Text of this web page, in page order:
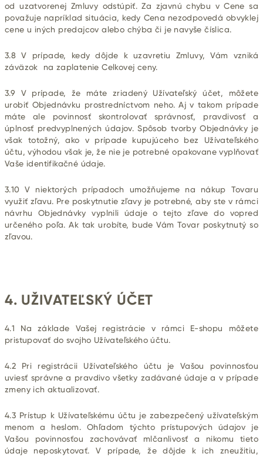
od uzatvorenej Zmluvy odstúpiť. Za zjavnú chybu v Cene sa
považuje napríklad situácia, kedy Cena nezodpovedá obvyklej
cene u iných predajcov alebo chýba či je navyše číslica.
3.8 V prípade, kedy dôjde k uzavretiu Zmluvy, Vám vzniká
záväzok na zaplatenie Celkovej ceny.
3.9 V prípade, že máte zriadený Užívateľský účet, môžete
urobiť Objednávku prostredníctvom neho. Aj v takom prípade
máte ale povinnosť skontrolovať správnosť, pravdivosť a
úplnosť predvyplnených údajov. Spôsob tvorby Objednávky je
však totožný, ako v prípade kupujúceho bez Užívateľského
účtu, výhodou však je, že nie je potrebné opakovane vyplňovať
Vaše identifikačné údaje.
3.10 V niektorých prípadoch umožňujeme na nákup Tovaru
využiť zľavu. Pre poskytnutie zľavy je potrebné, aby ste v rámci
návrhu Objednávky vyplnili údaje o tejto zľave do vopred
určeného poľa. Ak tak urobíte, bude Vám Tovar poskytnutý so
zľavou.
4. UŽIVATEĽSKÝ ÚČET
4.1 Na základe Vašej registrácie v rámci E-shopu môžete
pristupovať do svojho Užívateľského účtu.
4.2 Pri registrácii Užívateľského účtu je Vašou povinnosťou
uviesť správne a pravdivo všetky zadávané údaje a v prípade
zmeny ich aktualizovať.
4.3 Prístup k Užívateľskému účtu je zabezpečený užívateľským
menom a heslom. Ohľadom týchto prístupových údajov je
Vašou povinnosťou zachovávať mlčanlivosť a nikomu tieto
údaje neposkytovať. V prípade, že dôjde k ich zneužitiu,